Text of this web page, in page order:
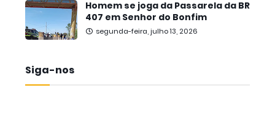
Homem se joga da Passarela da BR
407 em Senhor do Bonfim
segunda-feira, julho 13, 2026
Siga-nos